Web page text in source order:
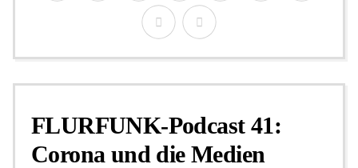
FLURFUNK-Podcast 41:
Corona und die Medien